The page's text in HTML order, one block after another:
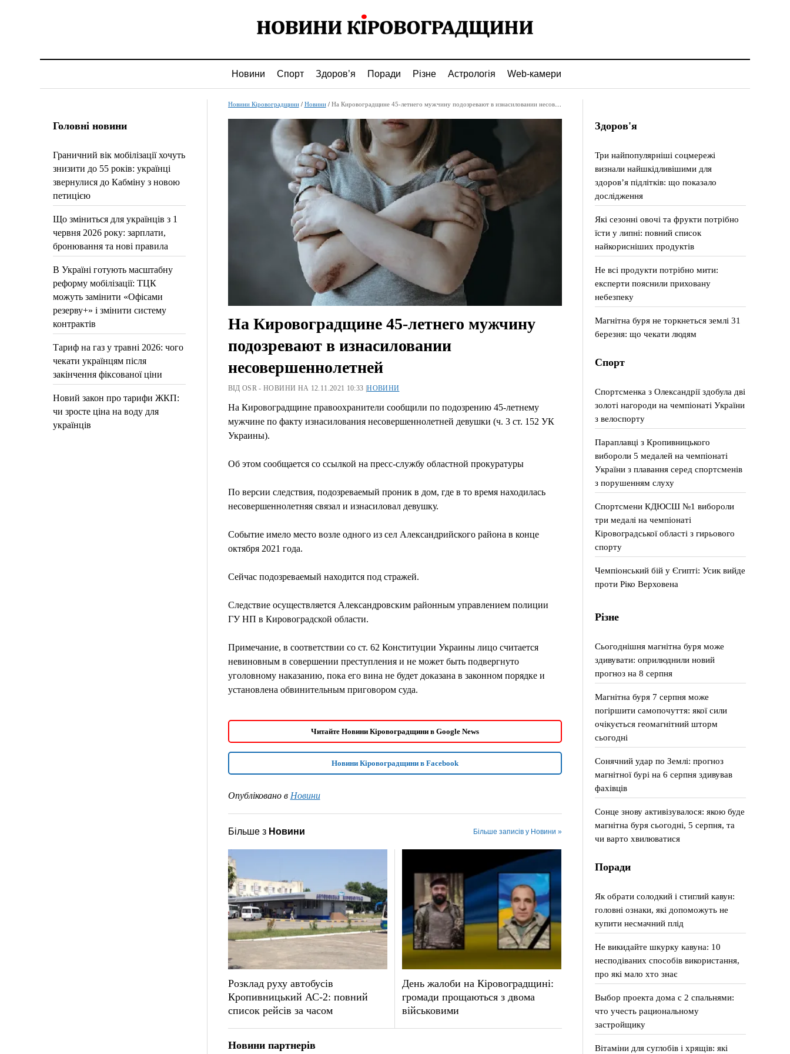
Новини Спорт Здоров’я Поради Різне Астрологія Web-камери
Головні новини
Граничний вік мобілізації хочуть
знизити до 55 років: українці
звернулися до Кабміну з новою
петицією
Що зміниться для українців з 1
червня 2026 року: зарплати,
бронювання та нові правила
В Україні готують масштабну
реформу мобілізації: ТЦК
можуть замінити «Офісами
резерву+» і змінити систему
контрактів
Тариф на газ у травні 2026: чого
чекати українцям після
закінчення фіксованої ціни
Новий закон про тарифи ЖКП:
чи зросте ціна на воду для
українців
Новини Кіровоградщини/ Новини/ На Кировоградщине 45-летнего мужчину подозревают в изнасиловании несовершеннолетней
На Кировоградщине 45-летнего мужчину
подозревают в изнасиловании
несовершеннолетней
ВІД OSR - НОВИНИ НА 12.11.2021 10:33 |НОВИНИ
На Кировоградщине правоохранители сообщили по подозрению 45-летнему
мужчине по факту изнасилования несовершеннолетней девушки (ч. 3 ст. 152 УК
Украины).
Об этом сообщается со ссылкой на пресс-службу областной прокуратуры
По версии следствия, подозреваемый проник в дом, где в то время находилась
несовершеннолетняя связал и изнасиловал девушку.
Событие имело место возле одного из сел Александрийского района в конце
октября 2021 года.
Сейчас подозреваемый находится под стражей.
Следствие осуществляется Александровским районным управлением полиции
ГУ НП в Кировоградской области.
Примечание, в соответствии со ст. 62 Конституции Украины лицо считается
невиновным в совершении преступления и не может быть подвергнуто
уголовному наказанию, пока его вина не будет доказана в законном порядке и
установлена обвинительным приговором суда.
Читайте Новини Кіровоградщини в Google News
Новини Кіровоградщини в Facebook
Опубліковано в Новини
Більше з Новини Більше записів у Новини »
Розклад руху автобусів
Кропивницький АС-2: повний
список рейсів за часом
День жалоби на Кіровоградщині:
громади прощаються з двома
військовими
Новини партнерів
Здоров'я
Три найпопулярніші соцмережі
визнали найшкідливішими для
здоров’я підлітків: що показало
дослідження
Які сезонні овочі та фрукти потрібно
їсти у липні: повний список
найкорисніших продуктів
Не всі продукти потрібно мити:
експерти пояснили приховану
небезпеку
Магнітна буря не торкнеться землі 31
березня: що чекати людям
Спорт
Спортсменка з Олександрії здобула дві
золоті нагороди на чемпіонаті України
з велоспорту
Параплавці з Кропивницького
вибороли 5 медалей на чемпіонаті
України з плавання серед спортсменів
з порушенням слуху
Спортсмени КДЮСШ №1 вибороли
три медалі на чемпіонаті
Кіровоградської області з гирьового
спорту
Чемпіонський бій у Єгипті: Усик вийде
проти Ріко Верховена
Різне
Сьогоднішня магнітна буря може
здивувати: оприлюднили новий
прогноз на 8 серпня
Магнітна буря 7 серпня може
погіршити самопочуття: якої сили
очікується геомагнітний шторм
сьогодні
Сонячний удар по Землі: прогноз
магнітної бурі на 6 серпня здивував
фахівців
Сонце знову активізувалося: якою буде
магнітна буря сьогодні, 5 серпня, та
чи варто хвилюватися
Поради
Як обрати солодкий і стиглий кавун:
головні ознаки, які допоможуть не
купити несмачний плід
Не викидайте шкурку кавуна: 10
несподіваних способів використання,
про які мало хто знає
Выбор проекта дома с 2 спальнями:
что учесть рациональному
застройщику
Вітаміни для суглобів і хрящів: які